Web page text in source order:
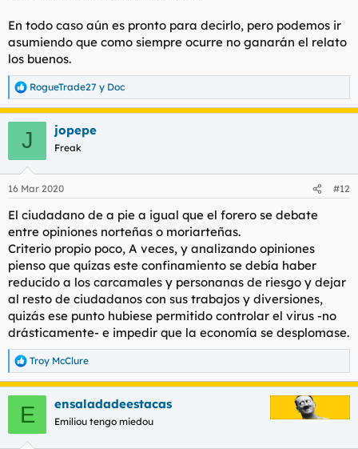
En todo caso aún es pronto para decirlo, pero podemos ir
asumiendo que como siempre ocurre no ganarán el relato
los buenos.
R
e
a
e
:
RogueTrade27 y Doc
J jopepe
Freak
16 Mar 2020 #12
El ciudadano de a pie a igual que el forero se debate
entre opiniones norteñas o moriarteñas.
Criterio propio poco, A veces, y analizando opiniones
pienso que quízas este confinamiento se debía haber
reducido a los carcamales y personanas de riesgo y dejar
al resto de ciudadanos con sus trabajos y diversiones,
quizás ese punto hubiese permitido controlar el virus -no
drásticamente- e impedir que la economía se desplomase.
R
e
Troy McClure
E ensaladadeestacas
Emiliou tengo miedou